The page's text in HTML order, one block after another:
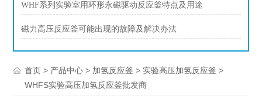
WHF系列实验室用环形永磁驱动反应釜特点及用途
磁力高压反应釜可能出现的故障及解决办法
首页 > 产品中心 > 加氢反应釜 > 实验高压加氢反应釜 >
WHFS实验高压加氢反应釜批发商